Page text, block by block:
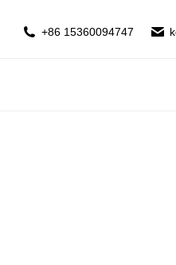
+86 15360094747
联系方式 运输跟踪